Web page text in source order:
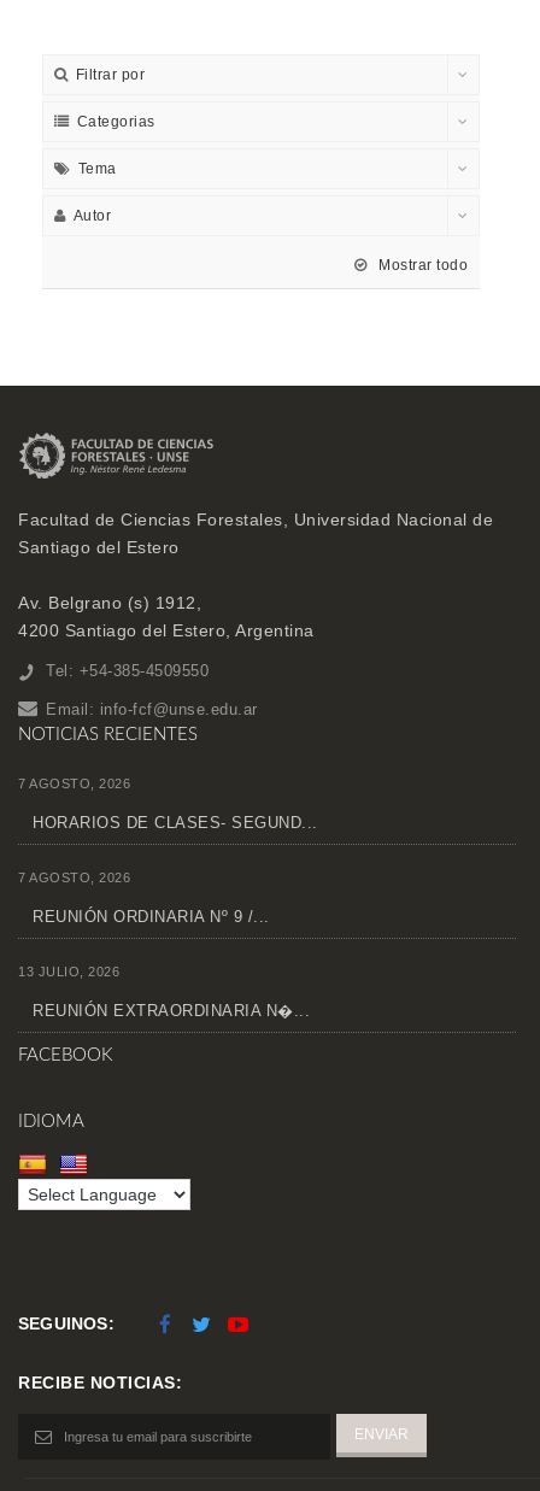
Filtrar por
Categorias
Tema
Autor
Mostrar todo
Facultad de Ciencias Forestales, Universidad Nacional de
Santiago del Estero
Av. Belgrano (s) 1912,
4200 Santiago del Estero, Argentina
Tel: +54-385-4509550
Email: info-fcf@unse.edu.ar
NOTICIAS RECIENTES
7 AGOSTO, 2026
HORARIOS DE CLASES- SEGUND...
7 AGOSTO, 2026
REUNIÓN ORDINARIA Nº 9 /...
13 JULIO, 2026
REUNIÓN EXTRAORDINARIA N�...
FACEBOOK
IDIOMA
SEGUINOS:
RECIBE NOTICIAS: